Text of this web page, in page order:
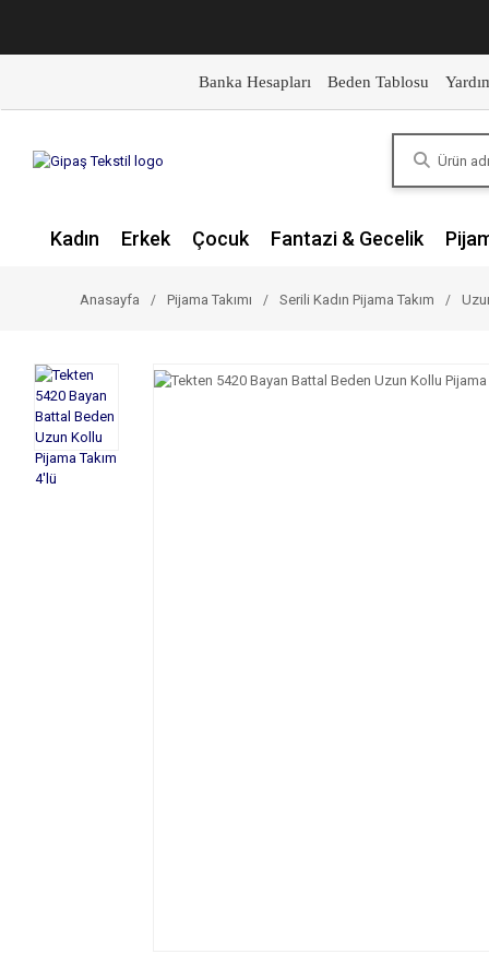
Banka Hesapları Beden Tablosu
Kadın Erkek Çocuk Fantazi & Gecelik
Anasayfa Pijama Takımı Serili Kadın Pijama Takım